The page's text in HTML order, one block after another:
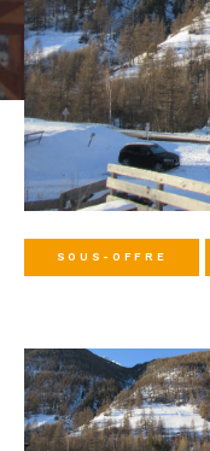
SOUS-OFFRE